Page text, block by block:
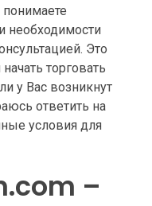
понимаете
необходимости
Это
торговать
у Вас возникнут
ответить на
условия для
–